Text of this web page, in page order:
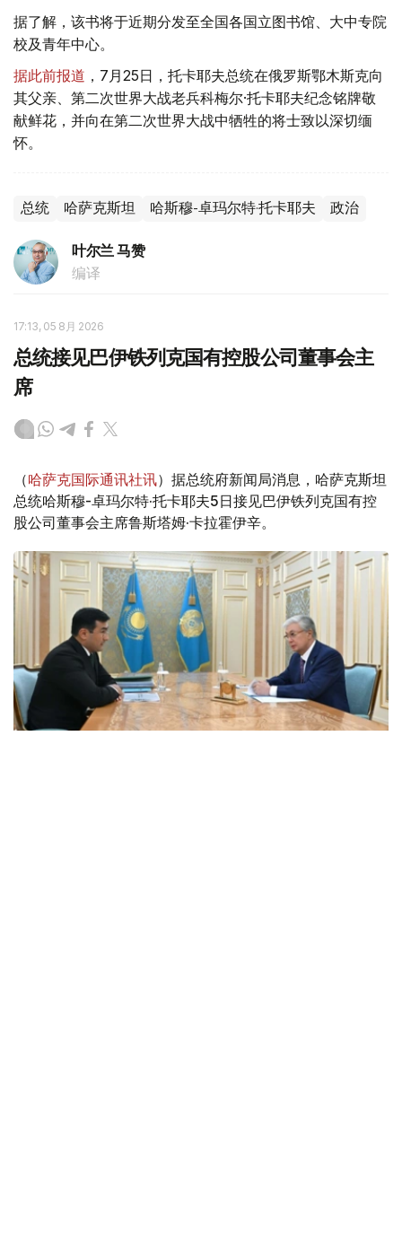
据了解，该书将于近期分发至全国各国立图书馆、大中专院
校及青年中心。
据此前报道 ，7月25日，托卡耶夫总统在俄罗斯鄂木斯克向
其父亲、第二次世界大战老兵科梅尔·托卡耶夫纪念铭牌敬
献鲜花，并向在第二次世界大战中牺牲的将士致以深切缅
怀。
总统 哈萨克斯坦 哈斯穆-卓玛尔特·托卡耶夫 政治
叶尔兰 马赞
编译
17:13, 05 8月 2026
总统接见巴伊铁列克国有控股公司董事会主
席
（哈萨克国际通讯社讯）据总统府新闻局消息，哈萨克斯坦
总统哈斯穆-卓玛尔特·托卡耶夫5日接见巴伊铁列克国有控
股公司董事会主席鲁斯塔姆·卡拉霍伊辛。